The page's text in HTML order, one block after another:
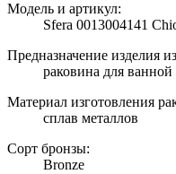
Модель и артикул:
Sfera 0013004141
Предназначение изделия
раковина для ванной
Материал изготовления
сплав металлов
Сорт бронзы:
Bronze